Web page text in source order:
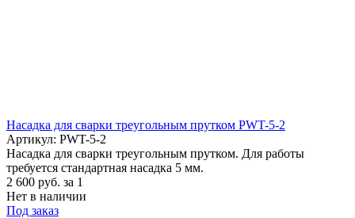
Насадка для сварки треугольным прутком PWT-5-2
Артикул: PWT-5-2
Насадка для сварки треугольным прутком. Для работы
требуется стандартная насадка 5 мм.
2 600 руб. за 1
Нет в наличии
Под заказ